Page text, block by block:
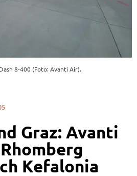
8-400 (Foto: Avanti Air).
Graz: Avanti
Kefalonia